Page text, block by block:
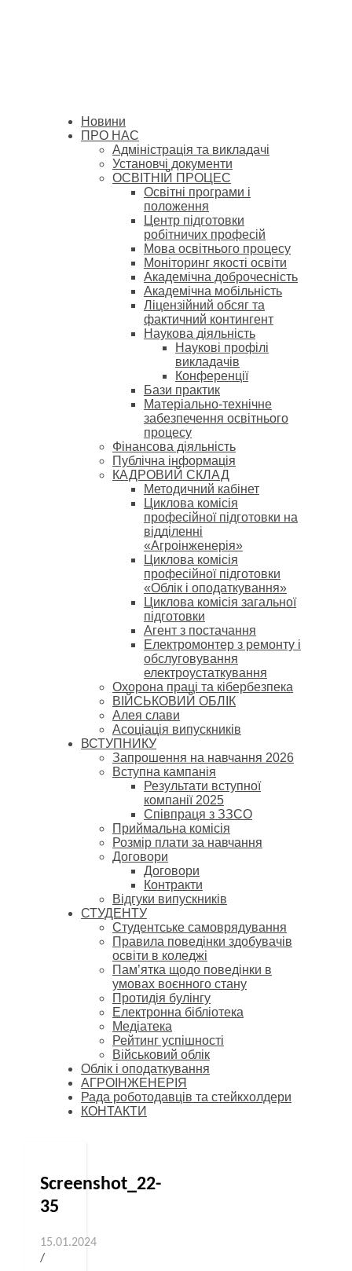
Новини
ПРО НАС
Адміністрація та викладачі
Установчі документи
ОСВІТНІЙ ПРОЦЕС
Освітні програми і
положення
Центр підготовки
робітничих професій
Мова освітнього процесу
Моніторинг якості освіти
Академічна доброчесність
Академічна мобільність
Ліцензійний обсяг та
фактичний контингент
Наукова діяльність
Наукові профілі
викладачів
Конференції
Бази практик
Матеріально-технічне
забезпечення освітнього
процесу
Фінансова діяльність
Публічна інформація
КАДРОВИЙ СКЛАД
Методичний кабінет
Циклова комісія
професійної підготовки на
відділенні
«Агроінженерія»
Циклова комісія
професійної підготовки
«Облік і оподаткування»
Циклова комісія загальної
підготовки
Агент з постачання
Електромонтер з ремонту і
обслуговування
електроустаткування
Охорона праці та кібербезпека
ВІЙСЬКОВИЙ ОБЛІК
Алея слави
Асоціація випускників
ВСТУПНИКУ
Запрошення на навчання 2026
Вступна кампанія
Результати вступної
компанії 2025
Співпраця з ЗЗСО
Приймальна комісія
Розмір плати за навчання
Договори
Договори
Контракти
Відгуки випускників
СТУДЕНТУ
Cтудентське самоврядування
Правила поведінки здобувачів
освіти в коледжі
Пам’ятка щодо поведінки в
умовах воєнного стану
Протидія булінгу
Електронна бібліотека
Медіатека
Рейтинг успішності
Військовий облік
Облік і оподаткування
АГРОІНЖЕНЕРІЯ
Рада роботодавців та стейкхолдери
КОНТАКТИ
Screenshot_22-
35
15.01.2024
/